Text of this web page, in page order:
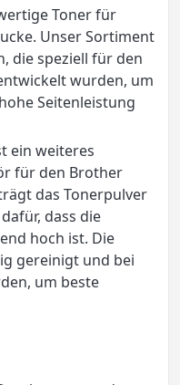
Toner für
Unser Sortiment
die speziell für den
wurden, um
Seitenleistung
ein weiteres
für den Brother
das Tonerpulver
dass die
hoch ist. Die
gereinigt und bei
um beste